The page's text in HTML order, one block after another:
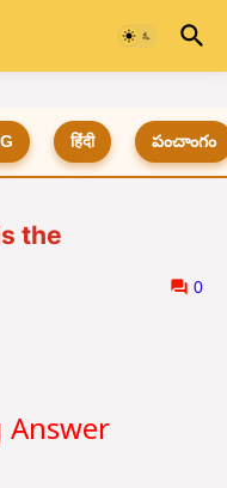
हिंदी పంచాంగం
the
0
Answer